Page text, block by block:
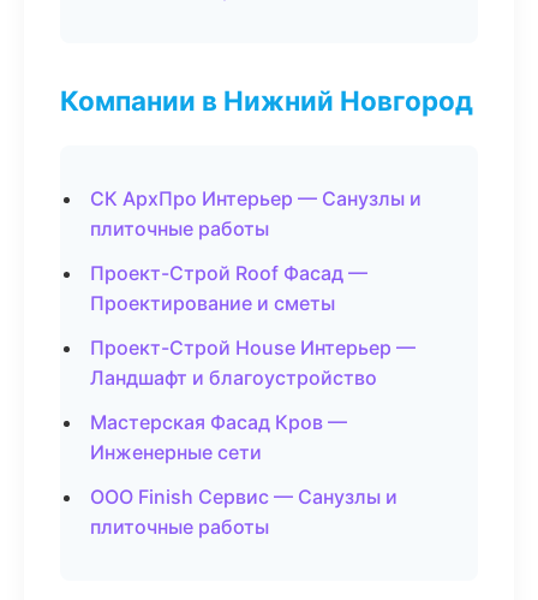
Компании в Нижний Новгород
СК АрхПро Интерьер — Санузлы и
плиточные работы
Проект-Строй Roof Фасад —
Проектирование и сметы
Проект-Строй House Интерьер —
Ландшафт и благоустройство
Мастерская Фасад Кров —
Инженерные сети
ООО Finish Сервис — Санузлы и
плиточные работы